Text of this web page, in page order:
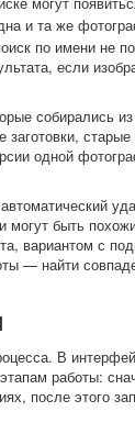
и та же
по имени не
если
собирались
одной
могут быть
вариантом с
— найти
В
работы:
после этого